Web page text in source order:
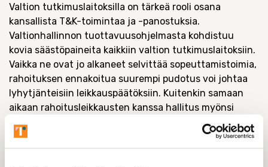
Valtion tutkimuslaitoksilla on tärkeä rooli osana
kansallista T&K-toimintaa ja -panostuksia.
Valtionhallinnon tuottavuusohjelmasta kohdistuu
kovia säästöpaineita kaikkiin valtion tutkimuslaitoksiin.
Vaikka ne ovat jo alkaneet selvittää sopeuttamistoimia,
rahoituksen ennakoitua suurempi pudotus voi johtaa
lyhytjänteisiin leikkauspäätöksiin. Kuitenkin samaan
aikaan rahoitusleikkausten kanssa hallitus myönsi
tutkimuslaitosten nelivuotiseen postdoc-ohjelmaan 40
miljoonaa euroa, jolla on tarkoitus rahoittaa 85
määräaikaista tutkijatohtorin paikkaa. Samanaikaiset